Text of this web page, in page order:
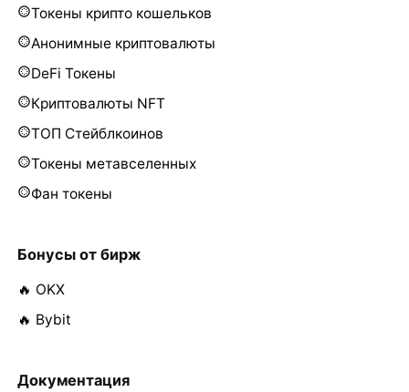
Токены крипто кошельков
Анонимные криптовалюты
DeFi Токены
Криптовалюты NFT
ТОП Стейблкоинов
Токены метавселенных
Фан токены
Бонусы от бирж
🔥 OKX
🔥 Bybit
Документация